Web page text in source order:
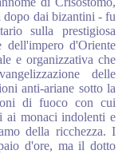
dopo dai bizantini - fu
sulla prestigiosa
dell'impero d'Oriente
e organizzativa che
delle
anti-ariane sotto la
di fuoco con cui
ai monaci indolenti e
della ricchezza. I
d'ore, ma il dotto